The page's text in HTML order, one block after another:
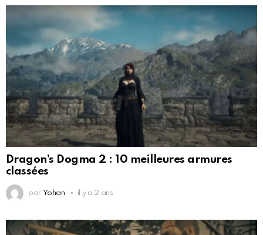
Dragon’s Dogma 2 : 10 meilleures armures
classées
par Yohan il y a 2 ans